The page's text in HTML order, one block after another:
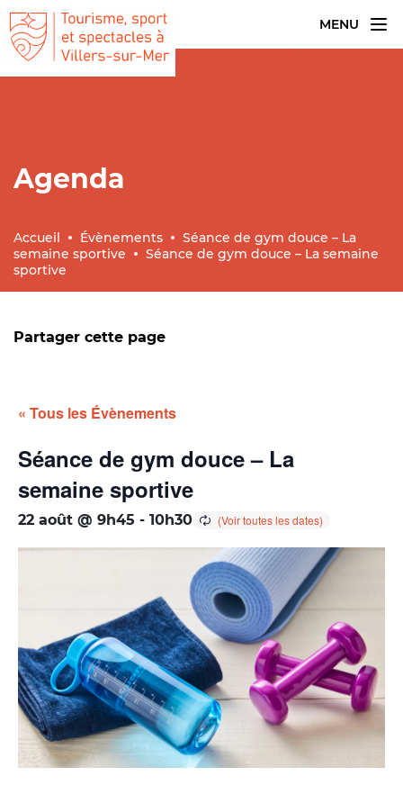
MENU
Accueil Évènements
Séance de gym douce – La
semaine sportive
Séance de gym douce – La semaine
sportive
Agenda
Partager cette page
« Tous les Évènements
Séance de gym douce – La
semaine sportive
22 août @ 9h45 - 10h30